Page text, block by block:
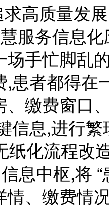
高质量发
服务信息
手忙脚乱
,患者都得在
、缴费窗口
信息,进行
纸化流程改
息中枢,将
、缴费情